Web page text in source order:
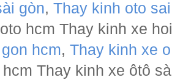
gòn, Thay kinh oto
hcm Thay kinh xe
hcm,Thay kinh xe
hcm Thay kinh xe ôtô